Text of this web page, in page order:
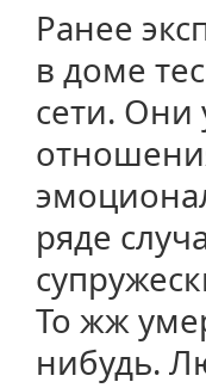
Ранее
в доме
сети. Они
ряде
То жж
нибудь.